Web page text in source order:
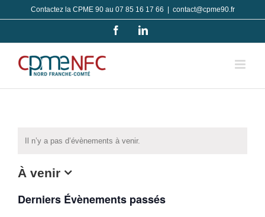
au
Contactez la CPME 90 au 07 85 16 17 66 contact@cpme90.fr
FacebookLinkedIn
Il n’y a pas d’évènements à venir.
À venir
une
Derniers Évènements passés